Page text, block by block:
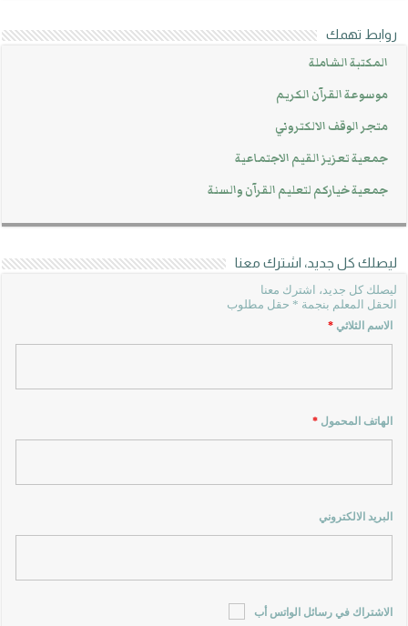
روابط تهمك
المكتبة الشاملة
موسوعة القرآن الكريم
متجر الوقف الالكتروني
جمعية تعزيز القيم الاجتماعية
جمعية خياركم لتعليم القرآن والسنة
ليصلك كل جديد، اشترك معنا
ليصلك كل جديد، اشترك معنا
الحقل المعلم بنجمة * حقل مطلوب
الاسم الثلاثي*
الهاتف المحمول*
البريد الالكتروني
الاشتراك في رسائل الواتس أب